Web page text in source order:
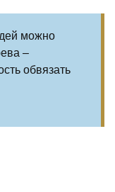
можно
–
обвязать